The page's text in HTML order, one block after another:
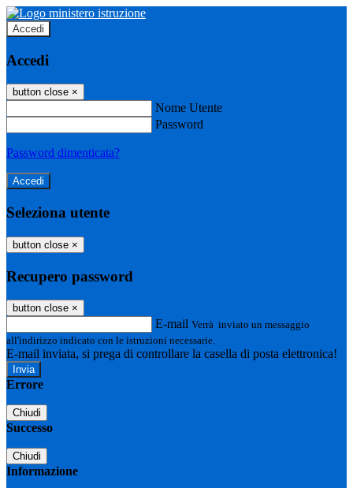
Accedi
Accedi
button close ×
Nome Utente
Password
Password dimenticata?
Seleziona utente
button close ×
Recupero password
button close ×
E-mail Verrà inviato un messaggio
all'indirizzo indicato con le istruzioni necessarie.
E-mail inviata, si prega di controllare la casella di posta elettronica!
Errore
Chiudi
Successo
Chiudi
Informazione